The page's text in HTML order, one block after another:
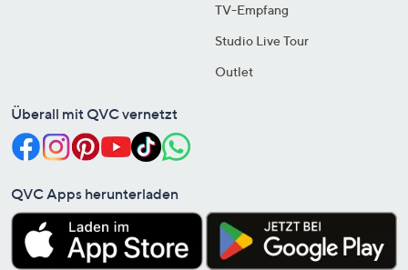
TV-Empfang
Studio Live Tour
Outlet
Überall mit QVC vernetzt
QVC Apps herunterladen